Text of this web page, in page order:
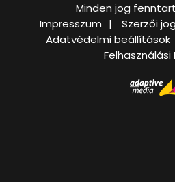
Minden jog
Impresszum
Szerzői
Adatvédelmi beállítások